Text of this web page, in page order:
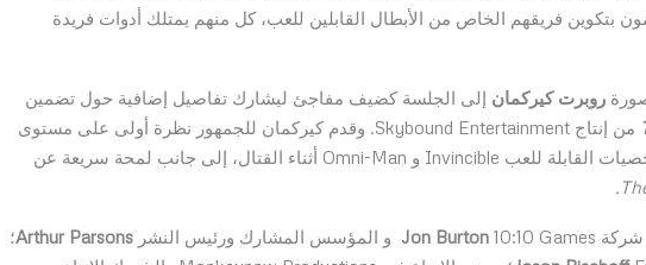
بتكوين فريقهم الخاص من الأبطال القابلين للعب، كل منهم يمتلك أدوات فريدة
روبرت كيركمان إلى الجلسة كضيف مفاجئ ليشارك تفاصيل إضافية حول تضمين
من إنتاج Skybound Entertainment. وقدم كيركمان للجمهور نظرة أولى على مستوى
Invincible في لعبة Funko Fusion، وعرض الشخصيات القابلة للعب Invincible و Omni-Man أثناء القتال، إلى جانب لمحة سريعة عن
شركة Jon Burton 10:10 Games و المؤسس المشارك ورئيس النشر Arthur Parsons؛